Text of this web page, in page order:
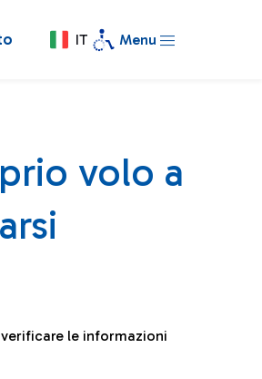
IT Menu
volo a
le informazioni